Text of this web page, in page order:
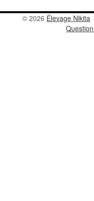
© 2026 Élevage Nikita